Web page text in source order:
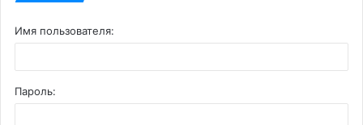
Имя пользователя:
Пароль: